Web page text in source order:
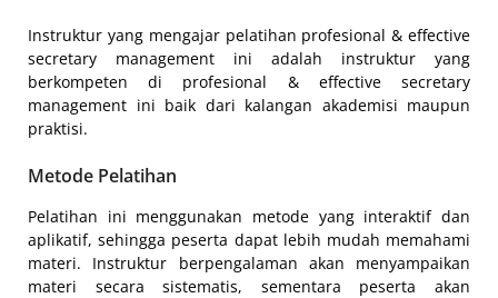
Instruktur yang mengajar pelatihan profesional & effective
secretary management ini adalah instruktur yang
berkompeten di profesional & effective secretary
management ini baik dari kalangan akademisi maupun
praktisi.
Metode Pelatihan
Pelatihan ini menggunakan metode yang interaktif dan
aplikatif, sehingga peserta dapat lebih mudah memahami
materi. Instruktur berpengalaman akan menyampaikan
materi secara sistematis, sementara peserta akan